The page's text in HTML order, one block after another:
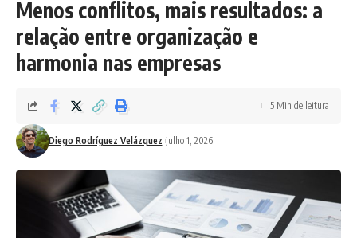
Menos conflitos, mais resultados: a
relação entre organização e
harmonia nas empresas
Diego Rodríguez Velázquez julho 1, 2026
5 Min de leitura